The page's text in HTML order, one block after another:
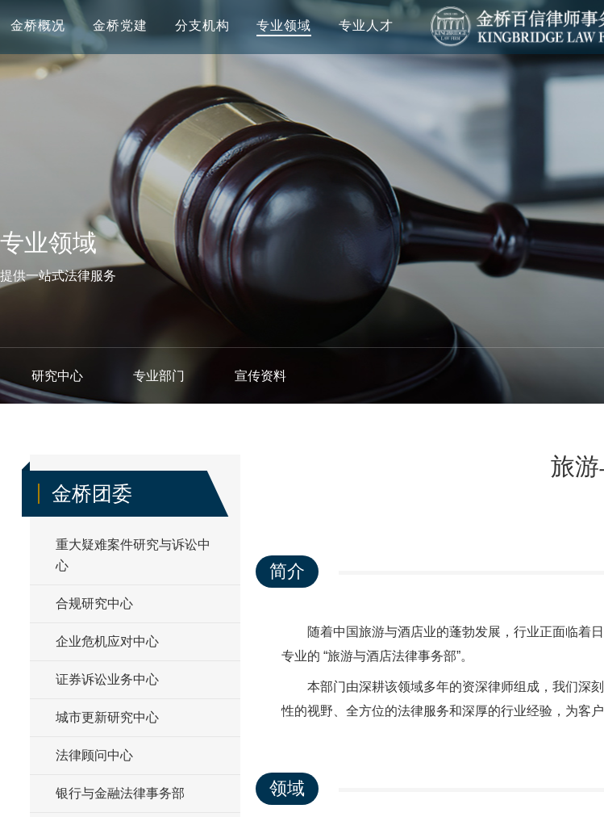
金桥概况 金桥党建 分支机构 专业领域 专业人才
专业领域
提供一站式法律服务
研究中心 专业部门 宣传资料
金桥团委
重大疑难案件研究与诉讼中
心
合规研究中心
企业危机应对中心
证券诉讼业务中心
城市更新研究中心
法律顾问中心
银行与金融法律事务部
旅
简介
随着中国旅游与酒店业的蓬勃发展，行业正面临着
专业的 “旅游与酒店法律事务部”。
本部门由深耕该领域多年的资深律师组成，我们深
性的视野、全方位的法律服务和深厚的行业经验，为客
领域